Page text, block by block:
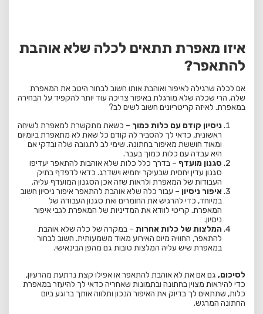
איזו מאפרת תתאים לכלה שלא אוהבת
להתאפר?
אם לכלה שרגילה לאיפור ואוהבת אותו חשוב לבחור היטב את המאפרת
שלה, הרי שכלה שלא מורגלת באיפור צריכה עוד יותר להקפיד על הבחירה
במאפרת. לאיזה קריטריונים חשוב לשים לב?
ניסיון קודם עם כלות כמוך – כשאת מתקשרת למאפרת לשיחה
ראשונית, כדאי לך להסביר לה קודם כל שאת לא מתאפרת ביומיום
ומאוד חוששת מאיפור בחתונה. שימי לב לתגובה שלה ובדקי אם
היא עבדה עם כלות כמוך בעבר.
סגנון מועדף – בדרך כלל כלות שלא אוהבות להתאפר יעדיפו
סגנון עדין יחסית שבעיקר יחמיא וישדרג. כדאי לדפדף בתיק
העבודות של המאפרת ולראות שזה אכן הסגנון המועדף עליה.
איפור ניסיון – עבור כלה שלא אוהבת להתאפר איפור ניסיון חשוב
במיוחד, כדי להרגיש את החומרים ואת סגנון העבודה של
המאפרת. קריטי לוודא את המדיניות של המאפרת לגבי איפור
ניסיון.
המלצות של כלות אחרות – במקרה של כלה שלא אוהבת
להתאפר, החוויה מיום האירוע מאוד משמעותית. חשוב לבחור
במאפרת שיש עליה המלצות טובות גם מהפן הבינאישי.
לסיכום, גם אם את לא אוהבת להתאפר או אפילו קצת נרתעת מהרעיון,
כדי להיראות מצוין בחתונה ובתמונות שאחריה כדאי לך להיעזר במאפרת
כלות, שתתאים לך בדיוק את האיפור הנכון ותלווה אותך ברוגע ביום
החתונה המרגש.